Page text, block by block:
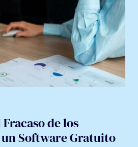
de los
Software Gratuito